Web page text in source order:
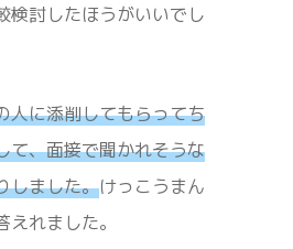
検討したほうがいいでし
人に添削してもらってち
て、面接で聞かれそうな
しました。けっこうまん
れました。